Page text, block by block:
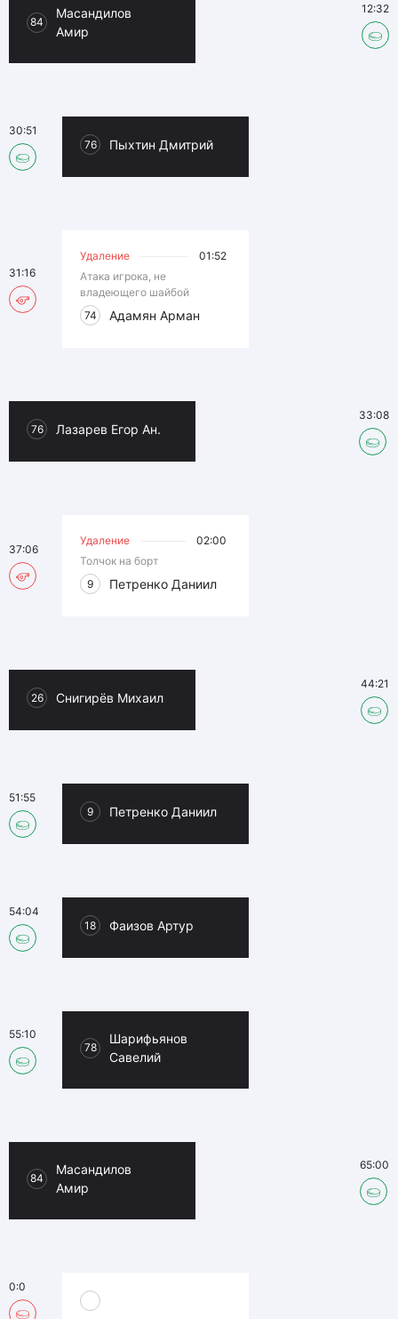
84
Масандилов
Амир
12:32
76 Пыхтин Дмитрий
30:51
Удаление
01:52
Атака игрока, не
владеющего шайбой
74
Адамян Арман
31:16
76 Лазарев Егор Ан.
33:08
Удаление
02:00
Толчок на борт
9
Петренко Даниил
37:06
26 Снигирёв Михаил
44:21
9 Петренко Даниил
51:55
18 Фаизов Артур
54:04
78
Шарифьянов
Савелий
55:10
84
Масандилов
Амир
65:00
0:0